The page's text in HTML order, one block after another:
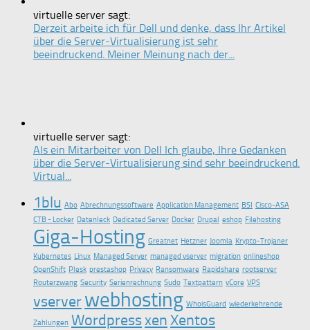
virtuelle server sagt:
Derzeit arbeite ich für Dell und denke, dass Ihr Artikel
über die Server-Virtualisierung ist sehr
beeindruckend. Meiner Meinung nach der...
virtuelle server sagt:
Als ein Mitarbeiter von Dell Ich glaube, Ihre Gedanken
über die Server-Virtualisierung sind sehr beeindruckend.
Virtual...
1blu Abo Abrechnungssoftware Application Management BSI Cisco-ASA
CTB - Locker Datenleck Dedicated Server Docker Drupal eshop Filehosting
Giga-Hosting Greatnet Hetzner Joomla Krypto-Trojaner
Kubernetes Linux Managed Server managed vserver migration onlineshop
OpenShift Plesk prestashop Privacy Ransomware Rapidshare rootserver
Routerzwang Security Serienrechnung Sudo Textpattern vCore VPS
vserverwebhosting WhoisGuard wiederkehrende
Zahlungen WordpressxenXentos